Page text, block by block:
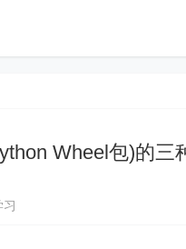
Wheel包)的三